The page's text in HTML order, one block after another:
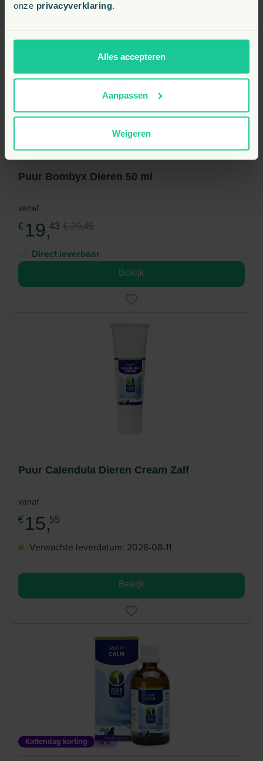
onze privacyverklaring.
Alles accepteren
Aanpassen
Weigeren
Puur Bombyx Dieren 50 ml
vanaf
€ 19,43 € 20,45
Direct leverbaar
Bekijk
Puur Calendula Dieren Cream Zalf
vanaf
€ 15,55
Verwachte leverdatum: 2026-08-11
Bekijk
Kattendag korting -5%